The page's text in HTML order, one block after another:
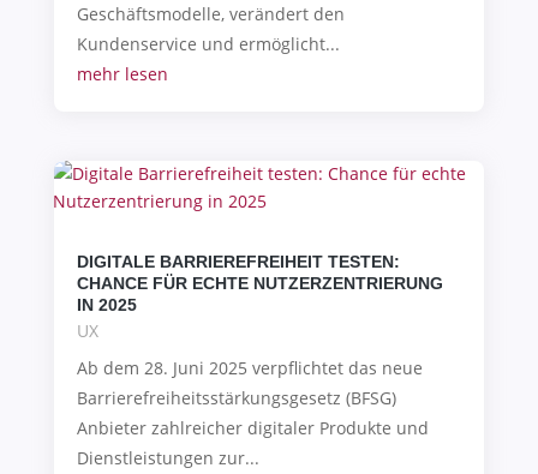
Geschäftsmodelle, verändert den
Kundenservice und ermöglicht...
mehr lesen
DIGITALE BARRIEREFREIHEIT TESTEN:
CHANCE FÜR ECHTE NUTZERZENTRIERUNG
IN 2025
UX
Ab dem 28. Juni 2025 verpflichtet das neue
Barrierefreiheitsstärkungsgesetz (BFSG)
Anbieter zahlreicher digitaler Produkte und
Dienstleistungen zur...